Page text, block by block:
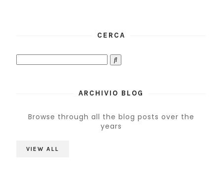
CERCA
ARCHIVIO BLOG
Browse through all the blog posts over the
years
VIEW ALL